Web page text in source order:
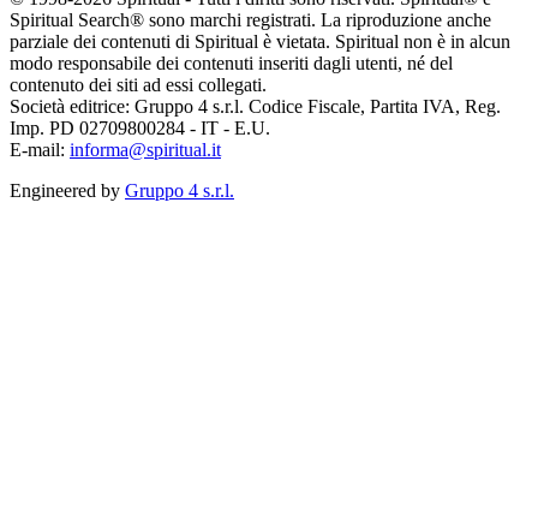
Spiritual Search® sono marchi registrati. La riproduzione anche
parziale dei contenuti di Spiritual è vietata. Spiritual non è in alcun
modo responsabile dei contenuti inseriti dagli utenti, né del
contenuto dei siti ad essi collegati.
Società editrice: Gruppo 4 s.r.l. Codice Fiscale, Partita IVA, Reg.
Imp. PD 02709800284 - IT - E.U.
E-mail: informa@spiritual.it
Engineered by Gruppo 4 s.r.l.